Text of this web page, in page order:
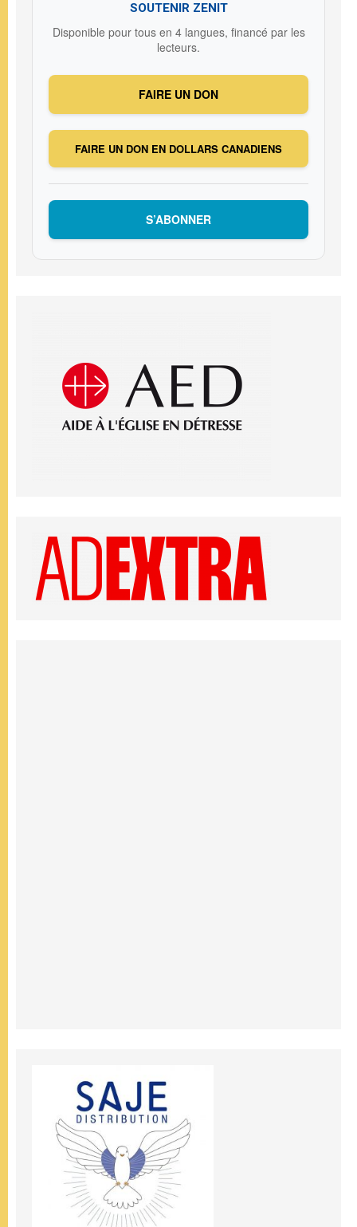
SOUTENIR ZENIT
Disponible pour tous en 4 langues, financé par les
lecteurs.
FAIRE UN DON
FAIRE UN DON EN DOLLARS CANADIENS
S’ABONNER